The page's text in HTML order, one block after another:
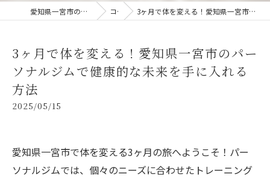
愛知県一宮市のパーソナルジムならG-4GYM コラム 3ヶ月で体を変える！愛知県一宮市のパーソナルジムで健康的な未来を手に入れる方法
3ヶ月で体を変える！愛知県一宮市のパー
ソナルジムで健康的な未来を手に入れる
方法
2025/05/15
愛知県一宮市で体を変える3ヶ月の旅へようこそ！パー
ソナルジムでは、個々のニーズに合わせたトレーニング